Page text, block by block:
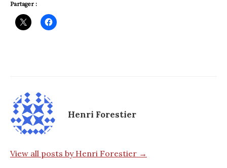
Partager :
Henri Forestier
View all posts by Henri Forestier →